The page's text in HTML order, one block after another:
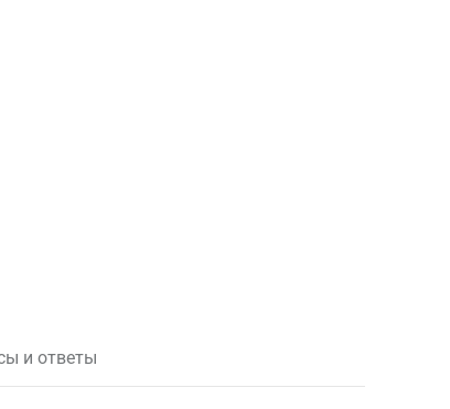
и ответы